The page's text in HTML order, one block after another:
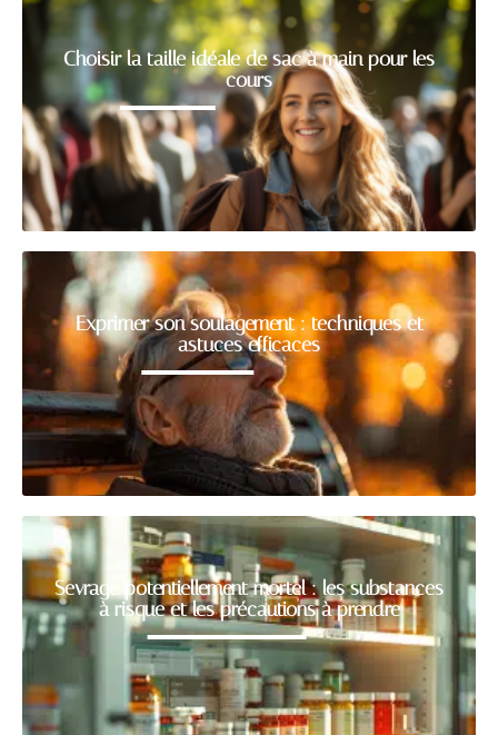
Choisir la taille idéale de sac à main pour les
cours
Exprimer son soulagement : techniques et
astuces efficaces
Sevrage potentiellement mortel : les substances
à risque et les précautions à prendre